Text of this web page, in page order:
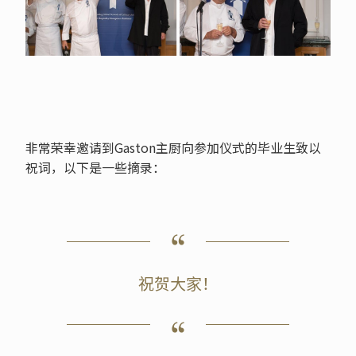
非常荣幸邀请到Gaston主厨向参加仪式的毕业生致以
祝词，以下是一些摘录：
祝贺大家！